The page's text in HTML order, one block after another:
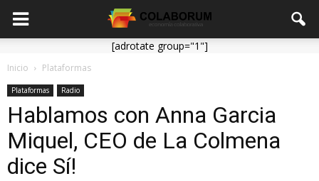
[adrotate group="1"]
Inicio Plataformas
Plataformas Radio
Hablamos con Anna Garcia
Miquel, CEO de La Colmena
dice Sí!